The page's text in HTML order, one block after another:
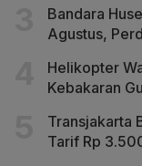
Bandara
Agustus,
Helikopter
Kebakaran
Transjakarta
Tarif Rp